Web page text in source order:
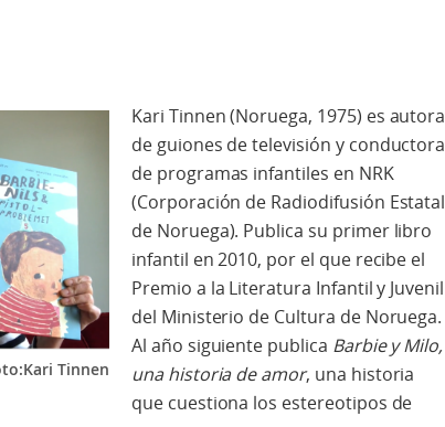
Tinnen
Kari Tinnen (Noruega, 1975) es autora
de guiones de televisión y conductora
de programas infantiles en NRK
(Corporación de Radiodifusión Estatal
de Noruega). Publica su primer libro
infantil en 2010, por el que recibe el
Premio a la Literatura Infantil y Juvenil
del Ministerio de Cultura de Noruega.
Al año siguiente publica Barbie y Milo,
una historia de amor, una historia
que cuestiona los estereotipos de